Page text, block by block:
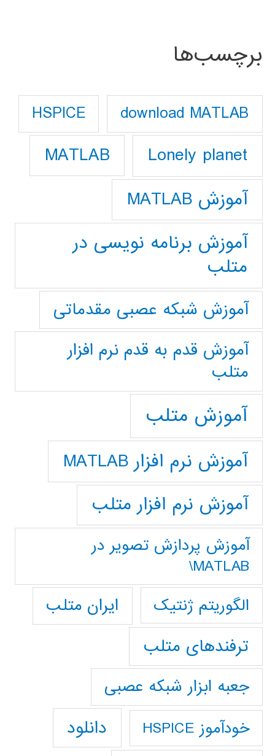
برچسب‌ها
download MATLAB
HSPICE
Lonely planet
MATLAB
آموزش MATLAB
آموزش برنامه نویسی در
متلب
آموزش شبکه عصبی مقدماتی
آموزش قدم به قدم نرم افزار
متلب
آموزش متلب
آموزش نرم افزار MATLAB
آموزش نرم افزار متلب
آموزش پردازش تصوير در
MATLAB\
الگوریتم ژنتیک
ایران متلب
ترفندهای متلب
جعبه ابزار شبکه عصبی
خودآموز HSPICE دانلود